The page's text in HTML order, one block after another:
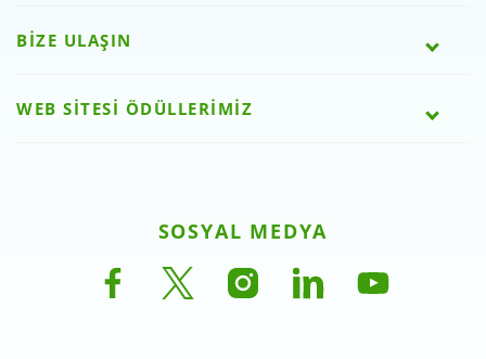
BİZE ULAŞIN
WEB SİTESİ ÖDÜLLERİMİZ
SOSYAL MEDYA